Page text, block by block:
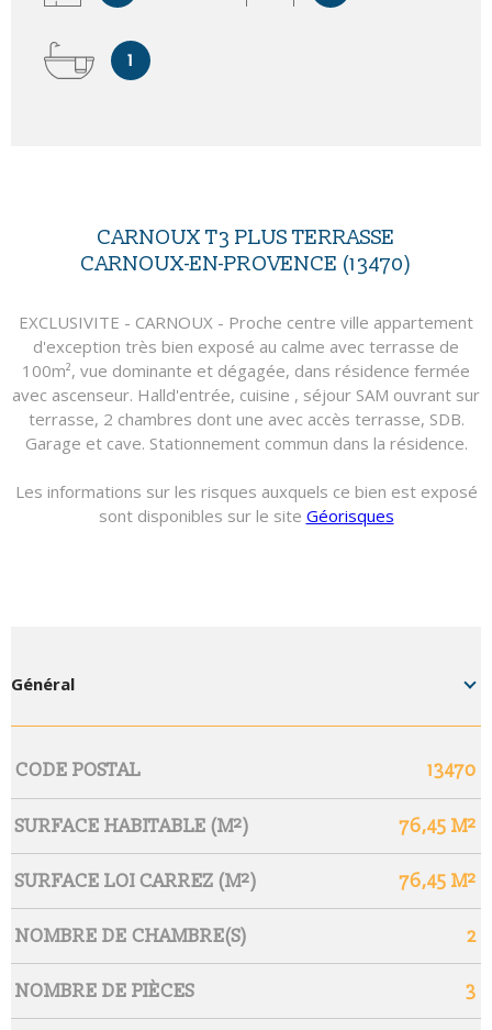
1
CARNOUX T3 PLUS TERRASSE
CARNOUX-EN-PROVENCE (13470)
EXCLUSIVITE - CARNOUX - Proche centre ville appartement
d'exception très bien exposé au calme avec terrasse de
100m², vue dominante et dégagée, dans résidence fermée
avec ascenseur. Halld'entrée, cuisine , séjour SAM ouvrant sur
terrasse, 2 chambres dont une avec accès terrasse, SDB.
Garage et cave. Stationnement commun dans la résidence.
Les informations sur les risques auxquels ce bien est exposé
sont disponibles sur le site Géorisques
Général
Caractérisque Valeurs
CODE POSTAL 13470
SURFACE HABITABLE (M²) 76,45 M²
SURFACE LOI CARREZ (M²) 76,45 M²
NOMBRE DE CHAMBRE(S) 2
NOMBRE DE PIÈCES 3